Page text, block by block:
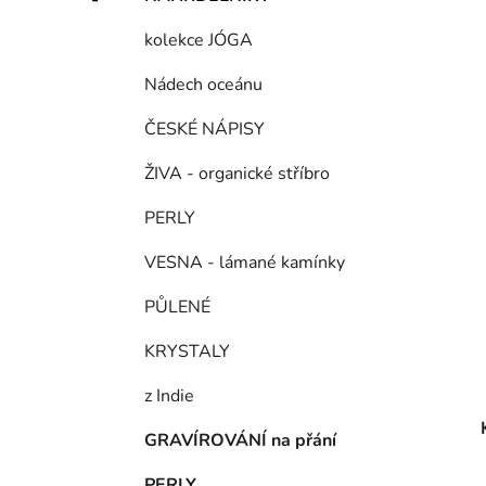
p
kolekce JÓGA
Nádech oceánu
ČESKÉ NÁPISY
ŽIVA - organické stříbro
PERLY
VESNA - lámané kamínky
PŮLENÉ
KRYSTALY
z Indie
GRAVÍROVÁNÍ na přání